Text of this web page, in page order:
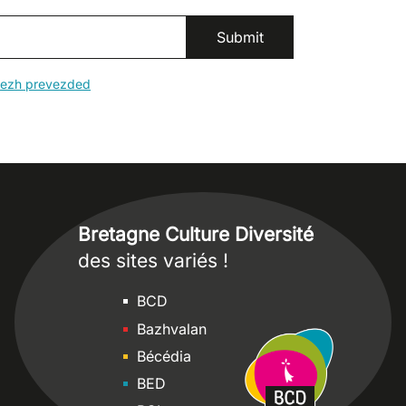
prevezded
Bretagne Culture Diversité
des sites variés !
SitesBCD
Bazhvalan
Bécédia
BED